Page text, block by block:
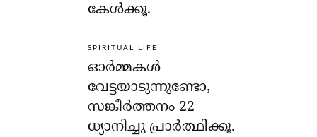
കേള്‍ക്കൂ.
SPIRITUAL LIFE
ഓര്‍മ്മകള്‍
വേട്ടയാടുന്നുണ്ടോ,
സങ്കീര്‍ത്തനം 22
ധ്യാനിച്ചു പ്രാര്‍ത്ഥിക്കൂ.